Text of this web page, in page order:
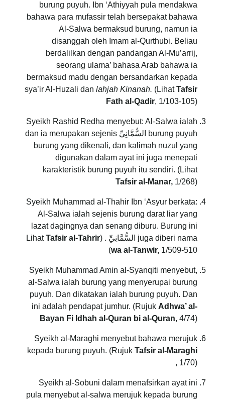
burung puyuh. Ibn ‘Athiyyah pula mendakwa
bahawa para mufassir telah bersepakat bahawa
Al-Salwa bermaksud burung, namun ia
disanggah oleh Imam al-Qurthubi. Beliau
berdalilkan dengan pandangan Al-Mu’arrij,
seorang ulama’ bahasa Arab bahawa ia
bermaksud madu dengan bersandarkan kepada
sya’ir Al-Huzali dan lahjah Kinanah. (LihatTafsir
Fath al-Qadir, 1/103-105)
Syeikh Rashid Redha menyebut: Al-Salwa ialah
burung puyuh السُّمَّانِيِّ dan ia merupakan sejenis
burung yang dikenali, dan kalimah nuzul yang
digunakan dalam ayat ini juga menepati
karakteristik burung puyuh itu sendiri. (Lihat
Tafsir al-Manar, 1/268)
Syeikh Muhammad al-Thahir Ibn ‘Asyur berkata:
Al-Salwa ialah sejenis burung darat liar yang
lazat dagingnya dan senang diburu. Burung ini
juga diberi nama السُّمَّانِيِّ . (Lihat
Tafsir al-Tahrir
wa al-Tanwir, 1/509-510)
Syeikh Muhammad Amin al-Syanqiti menyebut,
al-Salwa ialah burung yang menyerupai burung
puyuh. Dan dikatakan ialah burung puyuh. Dan
ini adalah pendapat jumhur. (Rujuk Adhwa’ al-
Bayan Fi Idhah al-Quran bi al-Quran, 4/74)
Syeikh al-Maraghi menyebut bahawa merujuk
kepada burung puyuh. (Rujuk Tafsir al-Maraghi
, 1/70)
Syeikh al-Sobuni dalam menafsirkan ayat ini
pula menyebut al-salwa merujuk kepada burung